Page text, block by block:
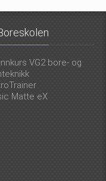
VG2 bore- og
Matte eX